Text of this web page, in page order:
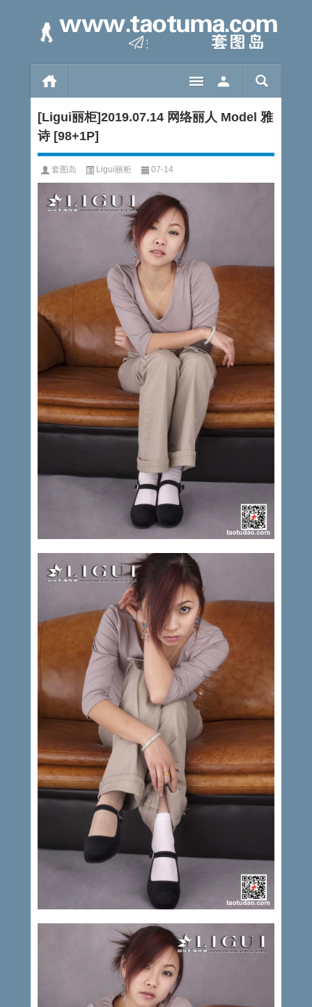
[Ligui丽柜]2019.07.14 网络丽人 Model 雅
诗 [98+1P]
套图岛 Ligui丽柜 07-14